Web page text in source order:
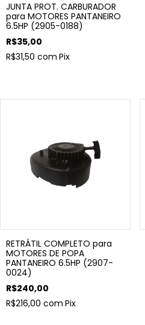
JUNTA PROT. CARBURADOR
para MOTORES PANTANEIRO
6.5HP (2905-0188)
R$35,00
R$31,50 com Pix
RETRÁTIL COMPLETO para
MOTORES DE POPA
PANTANEIRO 6.5HP (2907-
0024)
R$240,00
R$216,00 com Pix